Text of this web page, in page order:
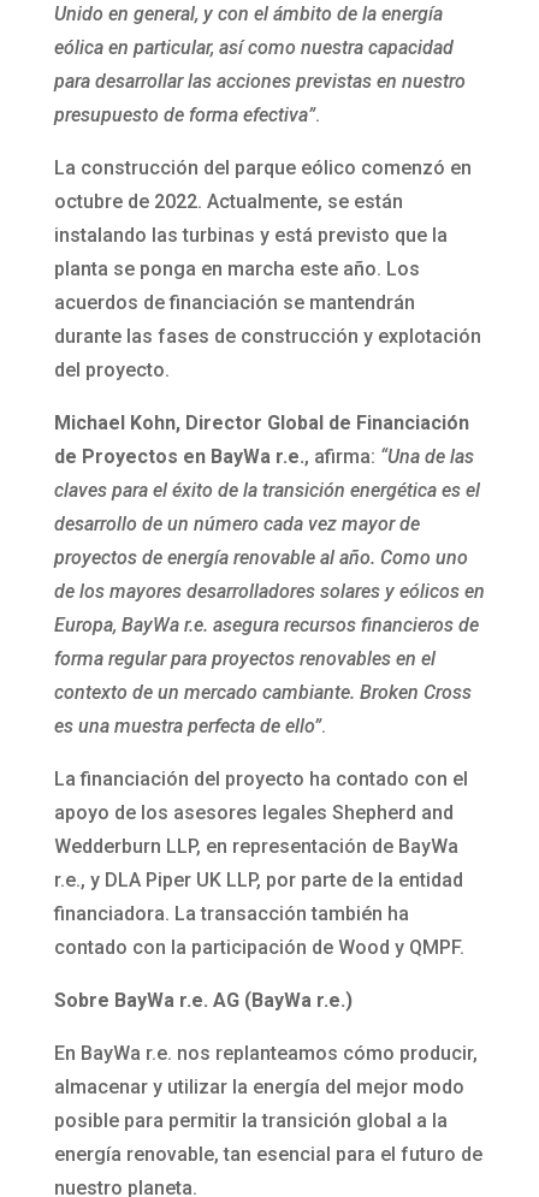
Unido en general, y con el ámbito de la energía
eólica en particular, así como nuestra capacidad
para desarrollar las acciones previstas en nuestro
presupuesto de forma efectiva”.
La construcción del parque eólico comenzó en
octubre de 2022. Actualmente, se están
instalando las turbinas y está previsto que la
planta se ponga en marcha este año. Los
acuerdos de financiación se mantendrán
durante las fases de construcción y explotación
del proyecto.
Michael Kohn, Director Global de Financiación
de Proyectos en BayWa r.e., afirma: “Una de las
claves para el éxito de la transición energética es el
desarrollo de un número cada vez mayor de
proyectos de energía renovable al año. Como uno
de los mayores desarrolladores solares y eólicos en
Europa, BayWa r.e. asegura recursos financieros de
forma regular para proyectos renovables en el
contexto de un mercado cambiante. Broken Cross
es una muestra perfecta de ello”.
La financiación del proyecto ha contado con el
apoyo de los asesores legales Shepherd and
Wedderburn LLP, en representación de BayWa
r.e., y DLA Piper UK LLP, por parte de la entidad
financiadora. La transacción también ha
contado con la participación de Wood y QMPF.
Sobre BayWa r.e. AG (BayWa r.e.)
En BayWa r.e. nos replanteamos cómo producir,
almacenar y utilizar la energía del mejor modo
posible para permitir la transición global a la
energía renovable, tan esencial para el futuro de
nuestro planeta.